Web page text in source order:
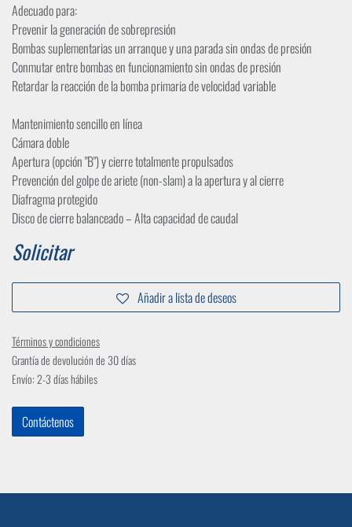
Adecuado para:
Prevenir la generación de sobrepresión
Bombas suplementarias un arranque y una parada sin ondas de presión
Conmutar entre bombas en funcionamiento sin ondas de presión
Retardar la reacción de la bomba primaria de velocidad variable
Mantenimiento sencillo en línea
Cámara doble
Apertura (opción "B") y cierre totalmente propulsados
Prevención del golpe de ariete (non-slam) a la apertura y al cierre
Diafragma protegido
Disco de cierre balanceado – Alta capacidad de caudal
Solicitar
Añadir a lista de deseos
Términos y condiciones
Grantía de devolución de 30 días
Envío: 2-3 días hábiles
Contáctenos